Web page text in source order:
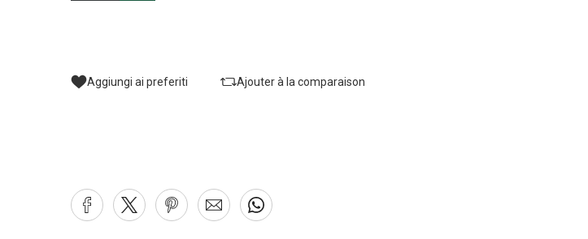
Aggiungi ai preferiti Ajouter à la comparaison